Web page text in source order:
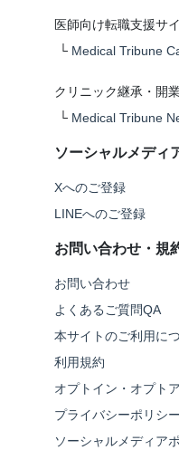
医師向け転職支援サ
└ Medical Tribune
クリニック継承・開
└ Medical Tribune
ソーシャルメディ
Xへのご登録
LINEへのご登録
お問い合わせ・規
お問い合わせ
よくあるご質問QA
本サイトのご利用に
利用規約
オプトイン・オプト
プライバシーポリシー
ソーシャルメディア